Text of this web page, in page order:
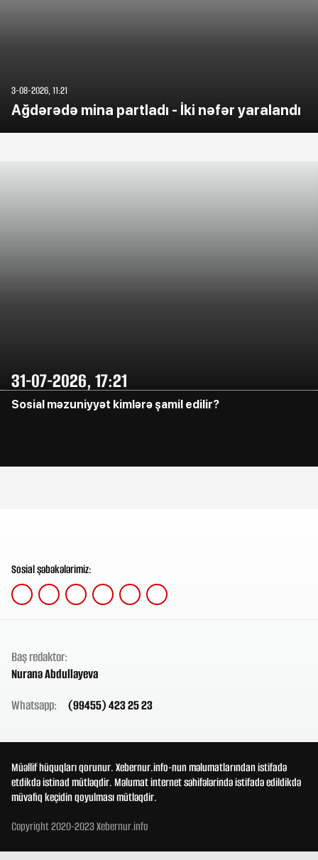
3-08-2026, 11:21
Ağdərədə mina partladı - İki nəfər yaralandı
31-07-2026, 17:21
Sosial məzuniyyət kimlərə şamil edilir?
Sosial şəbəkələrimiz:
Baş redaktor:
Nuranə Abdullayeva
Whatsapp:
(99455) 423 25 23
Müəllif hüquqları qorunur. Xebernur.info-nun məlumatlarından istifadə
etdikdə istinad mütləqdir. Məlumat internet səhifələrində istifadə edildikdə
müvafiq keçidin qoyulması mütləqdir.
Copyright 2020-2023 Xebernur.info